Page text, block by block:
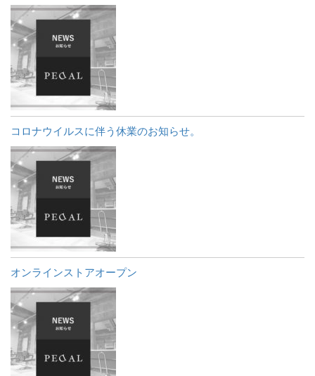
コロナウイルスに伴う休業のお知らせ。
オンラインストアオープン